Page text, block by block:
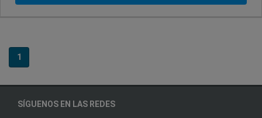
1
SÍGUENOS EN LAS REDES